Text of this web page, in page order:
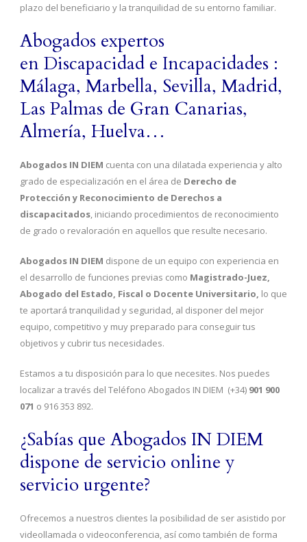
plazo del beneficiario y la tranquilidad de su entorno familiar.
Abogados expertos
en Discapacidad e Incapacidades :
Málaga, Marbella, Sevilla, Madrid,
Las Palmas de Gran Canarias,
Almería, Huelva…
Abogados IN DIEM cuenta con una dilatada experiencia y alto
grado de especialización en el área de Derecho de
Protección y Reconocimiento de Derechos a
discapacitados, iniciando procedimientos de reconocimiento
de grado o revaloración en aquellos que resulte necesario.
Abogados IN DIEM dispone de un equipo con experiencia en
el desarrollo de funciones previas como Magistrado-Juez,
Abogado del Estado, Fiscal o Docente Universitario, lo que
te aportará tranquilidad y seguridad, al disponer del mejor
equipo, competitivo y muy preparado para conseguir tus
objetivos y cubrir tus necesidades.
Estamos a tu disposición para lo que necesites. Nos puedes
localizar a través del Teléfono Abogados IN DIEM (+34) 901 900
071 o 916 353 892.
¿Sabías que Abogados IN DIEM
dispone de servicio online y
servicio urgente?
Ofrecemos a nuestros clientes la posibilidad de ser asistido por
videollamada o videoconferencia, así como también de forma